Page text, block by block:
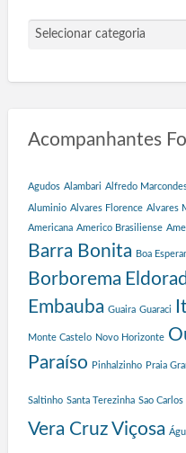
o
s
g
r
m
a
v
a
Acompanhantes
Agudos Alambari Alfredo
Aluminio Alvares Florence Alvares
Americana Americo Brasiliense
Barra Bonita Boa
Borborema
Embauba Guaira Guaraci
Monte Castelo Novo Horizonte
Paraíso Pinhalzinho Praia
Saltinho Santa Terezinha Sao Carlos
Vera CruzViçosa